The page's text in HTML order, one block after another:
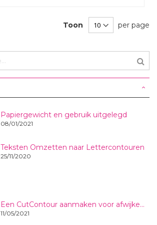
Toon per page
Papiergewicht en gebruik uitgelegd
08/01/2021
Teksten Omzetten naar Lettercontouren
25/11/2020
Een CutContour aanmaken voor afwijkende vormen en formaten stickers en plaatmaterialen
11/05/2021